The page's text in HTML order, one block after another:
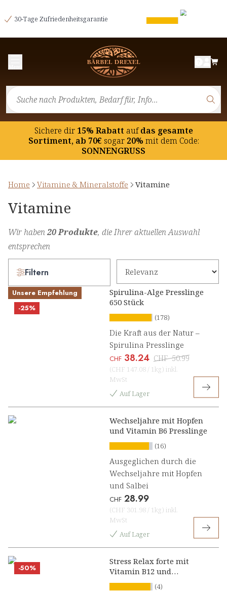
30-Tage Zufriedenheitsgarantie
Sichere dir15% Rabatt aufdas gesamte
Sortiment, ab 70€ sogar20% mit dem Code:
SONNENGRUSS
Home Vitamine & Mineralstoffe Vitamine
Vitamine
Wir haben20 Produkte, die Ihrer aktuellen Auswahl
entsprechen
Filtern
Unsere Empfehlung
-25%
Spirulina-Alge Presslinge
650 Stück
(178)
Die Kraft aus der Natur –
Spirulina Presslinge
CHF 38.24 CHF 50.99
(CHF 147.08 / 1kg) inkl.
MwSt
Auf Lager
Wechseljahre mit Hopfen
und Vitamin B6 Presslinge
(16)
Ausgeglichen durch die
Wechseljahre mit Hopfen
und Salbei
CHF 28.99
(CHF 301.98 / 1kg) inkl.
MwSt
Auf Lager
-50%
Stress Relax forte mit
Vitamin B12 und
Ashwagandha Konzentrat
(4)